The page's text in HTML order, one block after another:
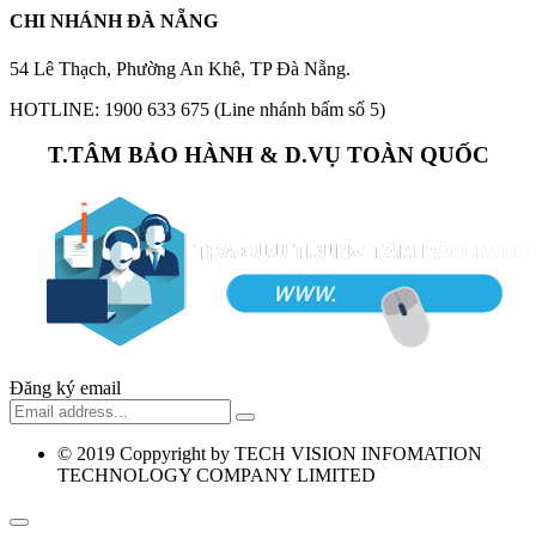
CHI NHÁNH ĐÀ NẴNG
54 Lê Thạch, Phường An Khê, TP Đà Nẵng.
HOTLINE: 1900 633 675 (Line nhánh bấm số 5)
T.TÂM BẢO HÀNH & D.VỤ TOÀN QUỐC
Đăng ký email
© 2019 Coppyright by TECH VISION INFOMATION
TECHNOLOGY COMPANY LIMITED